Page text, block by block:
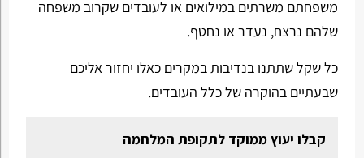
משפחתם משרתים במילואים או לעובדים שקרוב משפחה
שלהם נרצח, נעדר או נחטף.
כל שקל שתתנו בנדיבות במקרים כאלו יחזור אליכם
שבעתיים בהוקרה של כלל העובדים.
קבלו יעוץ ממוקד לתקופת המלחמה